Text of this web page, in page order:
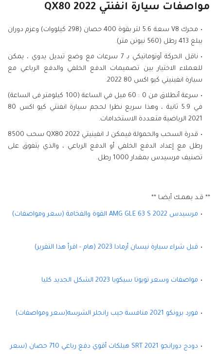
مواصفات سيارة انفنتي QX80 2022
محرك V8 سعة 5.6 لتر بقوة 400 حصان (298 كيلووات) وعزم دوران
يبلغ 413 رطل (560 نيوتن متر).
ناقل الحركة أوتوماتيكي بـ 7 سرعات مع وضع تبديل يدوي ، يمكن
للعملاء الاختيار بين تصميمات الدفع الخلفي والدفع الرباعي مع
سيارة انفينيتي كيو اكس 80 2022.
سرعة أنطلاق من 0 : 60 ميل في الساعة (100 كيلومتر فى الساعة)
في 5.9 ثانية ، وهذا سريع نظرا لحجم سيارة انفنتي كيو اكس 80
2021 الرياضية متعددة الاستخدامات.
قدرة السحب والحمولة فيمكن لـ انفينيتي QX80 2022 سحب 8500
رطل مع إعداد الدفع الخلفي أو الدفع الرباعي ، والذي يتفوق على
تصنيف مرسيدس بمقدار 1000 رطل.
** قـد يهمـك أيضـا **
مرسيدس AMG GLE 63 S 2022 القوة والفخامة (سعر ومواصفات)
قبل شراء سيارة نيسان أرمادا 2023 (هام - اقرأ هذا التقرير)
مواصفات وسعر تويوتا سيكويا 2023 الشكل الجديد كليا
فورد برونكو 2021 منافسة جيب رانجلر الشرسه(سعر ومواصفات)
دودج دورانجو 2021 SRT هيلكات أقوي دفع رباعي 710 حصان (سعر